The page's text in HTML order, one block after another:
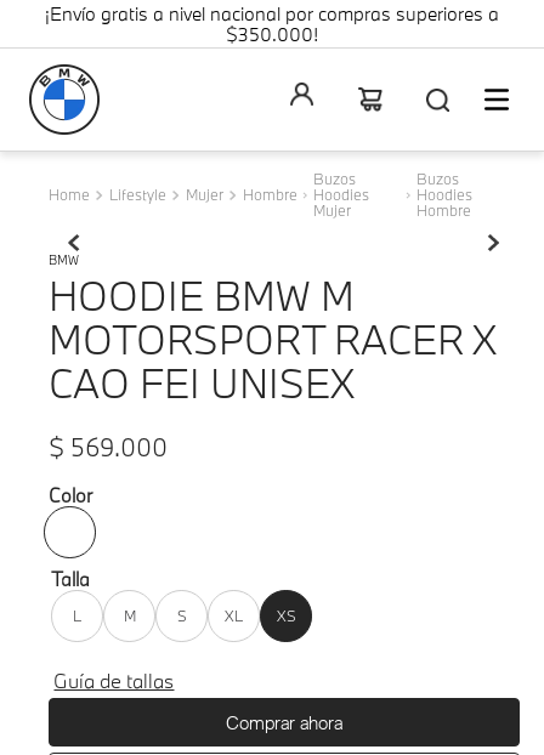
¡Envío gratis a nivel nacional por compras superiores a
$350.000!
Lifestyle Mujer Hombre
Buzos
Hoodies
Mujer
Buzos
Hoodies
Hombre
BMW
HOODIE BMW M
MOTORSPORT RACER X
CAO FEI UNISEX
$ 569.000
Color
Talla
L M S XL XS
Guía de tallas
Comprar ahora